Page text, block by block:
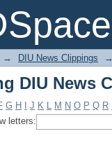
DIU News
→ DIU News Clippings →
DIU News
G H J K L M N O P Q R
letters: